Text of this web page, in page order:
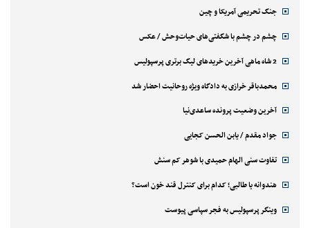
جنگ تحریمی آمریکا و چین
چشم در چشم با شگفتی‌های حیات‌وحش / عکس
2 شاه ماهی آخرین خریدهای لیگ برتری پرسپولیس
محمدباقر خرازی به دادگاه ویژه روحانیت احضار شد
آخرین وضعیت پرونده ساعدی‌نیا
جواد مقدم / یابن الحسن کجایی
تفاوت سنی الهام حمیدی با شوهر کم سنش
هندوانه یا طالبی؛ کدام‌ برای کنترل قند خون است؟
وینگر پرسپولیس به فجر سپاسی پیوست